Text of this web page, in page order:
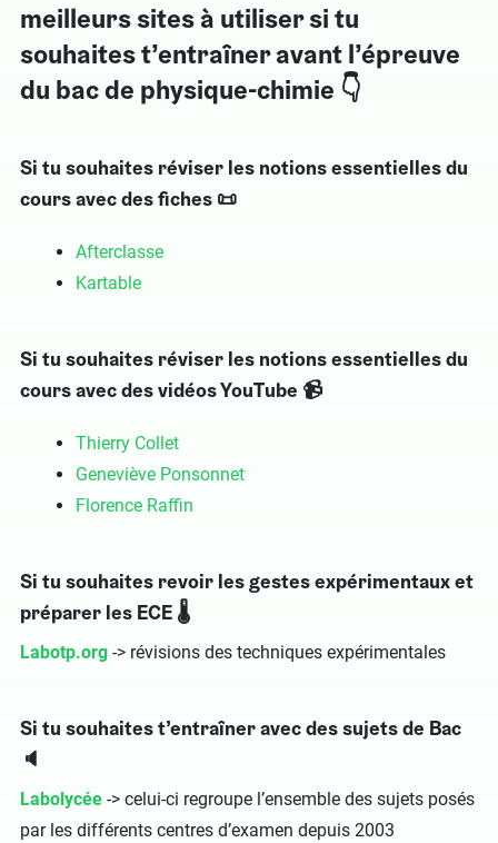
meilleurs sites à utiliser si tu
souhaites t’entraîner avant l’épreuve
du bac de physique-chimie 👇
Si tu souhaites réviser les notions essentielles du
cours avec des fiches 📜
Afterclasse
Kartable
Si tu souhaites réviser les notions essentielles du
cours avec des vidéos YouTube 📹
Thierry Collet
Geneviève Ponsonnet
Florence Raffin
Si tu souhaites revoir les gestes expérimentaux et
préparer les ECE 🌡
Labotp.org -> révisions des techniques expérimentales
Si tu souhaites t’entraîner avec des sujets de Bac
🔈
Labolycée -> celui-ci regroupe l’ensemble des sujets posés
par les différents centres d’examen depuis 2003